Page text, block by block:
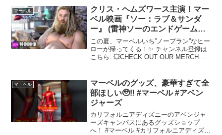
き再生リスト→◆2020...
マーベル
クリス・ヘムズワース主演！マー
ベル映画『ソー：ラブ＆サンダ
ー』 (雷神ソーのエンドゲームま
での活躍ソー集編！）
この夏、マーベルいち”ノープラン”なヒー
ローが帰ってくる！✨ チャンネル登録は
こちら: 💥CHECK OUT OUR MERCH💥:
宇宙を救うヒーローとして、家族や恋...
マーベル
マーベルのグッズ、豪華すぎて全
部ほしい🥹‼️ #マーベル #アベン
ジャーズ
カリフォルニアディズニーのアベンジャ
ーズキャンパスにあるグッズショップ
へ！ #マーベル #カリフォルニアディズニ